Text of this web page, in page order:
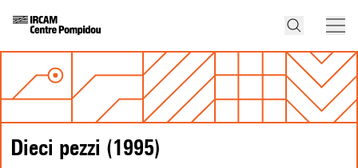
Dieci pezzi (1995)